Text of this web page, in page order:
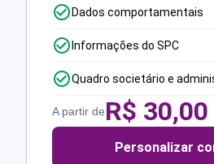
Dados comportamentais
Informações do SPC
Quadro societário e
A partir deR$ 30,00
Personalizar